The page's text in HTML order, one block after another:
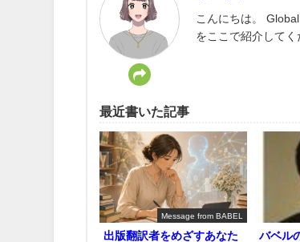
こんにちは。
をここで紹介してく
最近書いた記事
Message from BABEL
出版翻訳者をめざすあなた
バベル